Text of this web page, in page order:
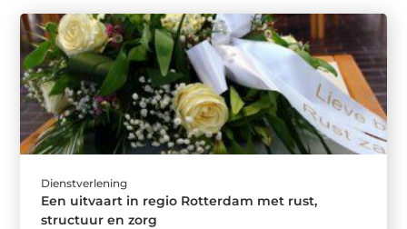
Dienstverlening
Een uitvaart in regio Rotterdam met rust,
structuur en zorg